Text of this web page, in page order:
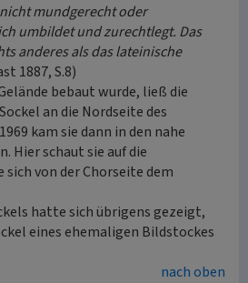
mundgerecht oder
umbildet und zurechtlegt. Das
anderes als das lateinische
1887, S.8)
bebaut wurde, ließ die
an die Nordseite des
kam sie dann in den nahe
Hier schaut sie auf die
von der Chorseite dem
hatte sich übrigens gezeigt,
eines ehemaligen Bildstockes
nach oben